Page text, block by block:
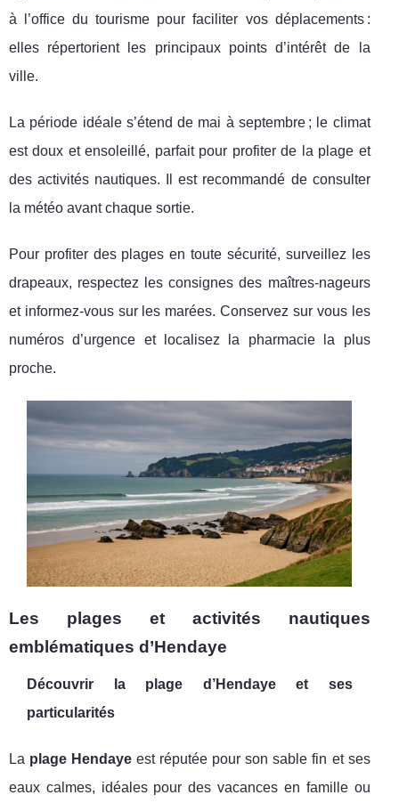
à l’office du tourisme pour faciliter vos déplacements :
elles répertorient les principaux points d’intérêt de la
ville.
La période idéale s’étend de mai à septembre ; le climat
est doux et ensoleillé, parfait pour profiter de la plage et
des activités nautiques. Il est recommandé de consulter
la météo avant chaque sortie.
Pour profiter des plages en toute sécurité, surveillez les
drapeaux, respectez les consignes des maîtres-nageurs
et informez-vous sur les marées. Conservez sur vous les
numéros d’urgence et localisez la pharmacie la plus
proche.
Les plages et activités nautiques
emblématiques d’Hendaye
Découvrir la plage d’Hendaye et ses
particularités
La plage Hendaye est réputée pour son sable fin et ses
eaux calmes, idéales pour des vacances en famille ou